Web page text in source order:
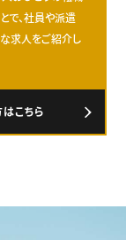
で、社員や派遣
求人をご紹介し
こちら